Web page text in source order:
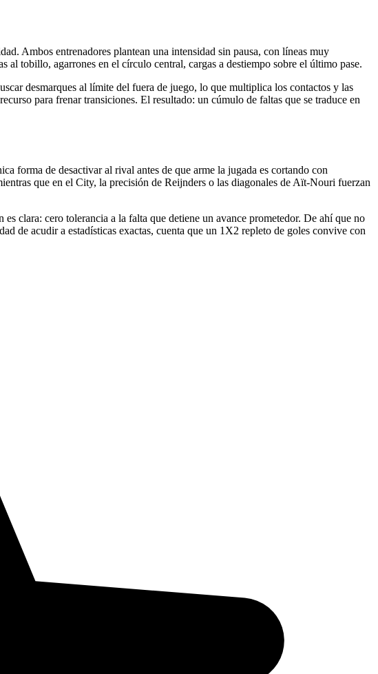
Ambos entrenadores plantean una intensidad sin pausa, con líneas muy
al tobillo, agarrones en el círculo central, cargas a destiempo sobre el último pase.
desmarques al límite del fuera de juego, lo que multiplica los contactos y las
para frenar transiciones. El resultado: un cúmulo de faltas que se traduce en
forma de desactivar al rival antes de que arme la jugada es cortando con
que en el City, la precisión de Reijnders o las diagonales de Aït-Nouri fuerzan
clara: cero tolerancia a la falta que detiene un avance prometedor. De ahí que no
de acudir a estadísticas exactas, cuenta que un 1X2 repleto de goles convive con